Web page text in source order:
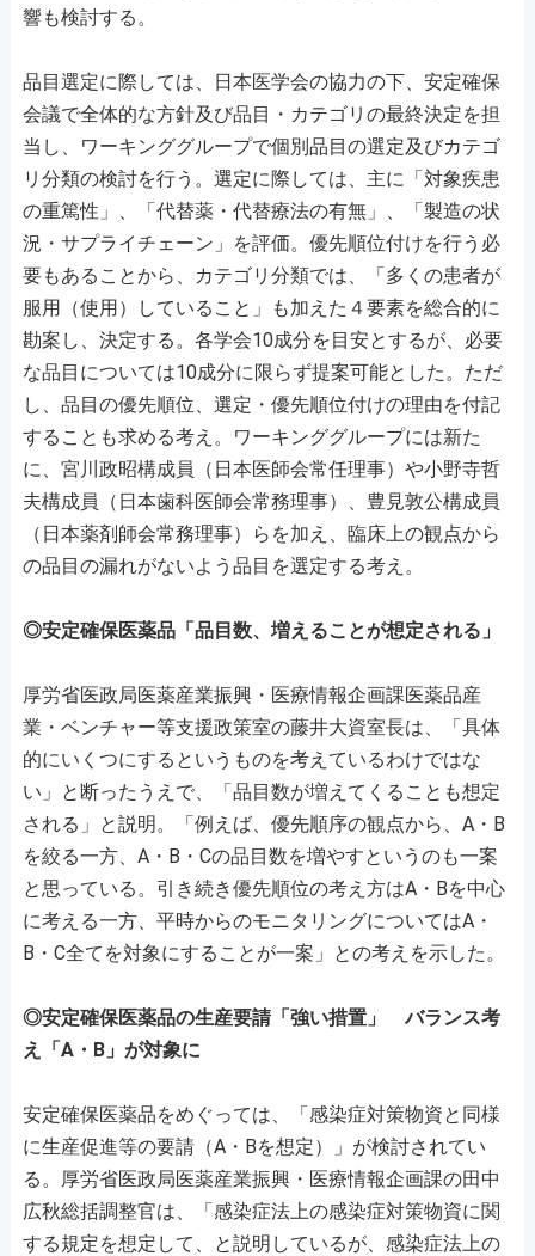
響も検討する。
品目選定に際しては、日本医学会の協力の下、安定確保
会議で全体的な方針及び品目・カテゴリの最終決定を担
当し、ワーキンググループで個別品目の選定及びカテゴ
リ分類の検討を行う。選定に際しては、主に「対象疾患
の重篤性」、「代替薬・代替療法の有無」、「製造の状
況・サプライチェーン」を評価。優先順位付けを行う必
要もあることから、カテゴリ分類では、「多くの患者が
服用（使用）していること」も加えた４要素を総合的に
勘案し、決定する。各学会10成分を目安とするが、必要
な品目については10成分に限らず提案可能とした。ただ
し、品目の優先順位、選定・優先順位付けの理由を付記
することも求める考え。ワーキンググループには新た
に、宮川政昭構成員（日本医師会常任理事）や小野寺哲
夫構成員（日本歯科医師会常務理事）、豊見敦公構成員
（日本薬剤師会常務理事）らを加え、臨床上の観点から
の品目の漏れがないよう品目を選定する考え。
◎安定確保医薬品「品目数、増えることが想定される」
厚労省医政局医薬産業振興・医療情報企画課医薬品産
業・ベンチャー等支援政策室の藤井大資室長は、「具体
的にいくつにするというものを考えているわけではな
い」と断ったうえで、「品目数が増えてくることも想定
される」と説明。「例えば、優先順序の観点から、A・B
を絞る一方、A・B・Cの品目数を増やすというのも一案
と思っている。引き続き優先順位の考え方はA・Bを中心
に考える一方、平時からのモニタリングについてはA・
B・C全てを対象にすることが一案」との考えを示した。
◎安定確保医薬品の生産要請「強い措置」 バランス考
え「A・B」が対象に
安定確保医薬品をめぐっては、「感染症対策物資と同様
に生産促進等の要請（A・Bを想定）」が検討されてい
る。厚労省医政局医薬産業振興・医療情報企画課の田中
広秋総括調整官は、「感染症法上の感染症対策物資に関
する規定を想定して、と説明しているが、感染症法上の